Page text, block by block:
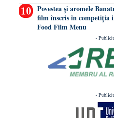
Povestea și aromele
film înscris în competiția
Food Film Menu
-
-